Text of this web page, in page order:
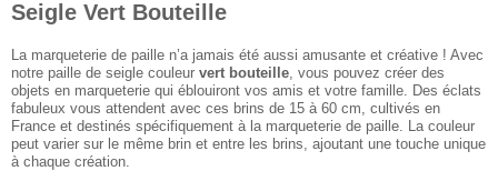
Seigle Vert Bouteille
La marqueterie de paille n’a jamais été aussi amusante et créative ! Avec
notre paille de seigle couleur vert bouteille , vous pouvez créer des
objets en marqueterie qui éblouiront vos amis et votre famille. Des éclats
fabuleux vous attendent avec ces brins de 15 à 60 cm, cultivés en
France et destinés spécifiquement à la marqueterie de paille. La couleur
peut varier sur le même brin et entre les brins, ajoutant une touche unique
à chaque création.